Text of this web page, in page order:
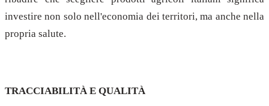
investire non solo nell'economia dei territori, ma anche nella
propria salute.
TRACCIABILITÀ E QUALITÀ